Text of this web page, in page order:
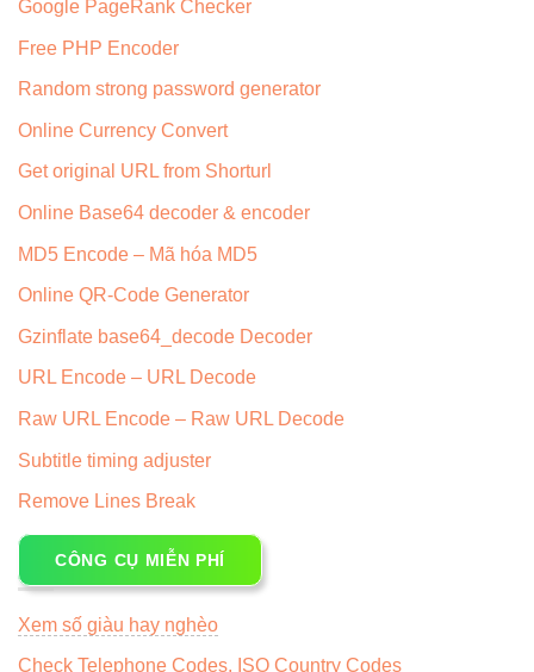
Google PageRank Checker
Free PHP Encoder
Random strong password generator
Online Currency Convert
Get original URL from Shorturl
Online Base64 decoder & encoder
MD5 Encode – Mã hóa MD5
Online QR-Code Generator
Gzinflate base64_decode Decoder
URL Encode – URL Decode
Raw URL Encode – Raw URL Decode
Subtitle timing adjuster
Remove Lines Break
CÔNG CỤ MIỄN PHÍ
Xem số giàu hay nghèo
Check Telephone Codes, ISO Country Codes